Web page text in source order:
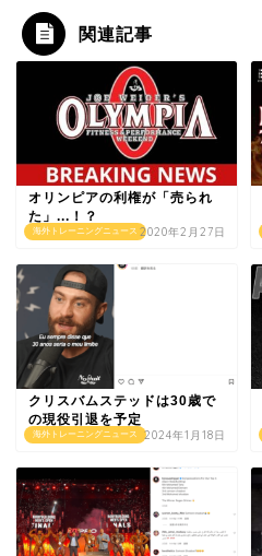
関連記事
海外トレーニングニュース
オリンピアの利権が「売られ
た」...！？
2020年2月27日
海外トレーニングニュース
クリスバムステッドは30歳で
の現役引退を予定
2024年1月18日